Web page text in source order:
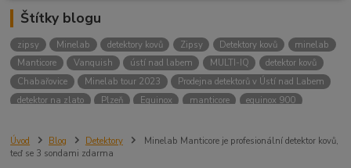
Štítky blogu
zipsy Minelab detektory kovů Zipsy Detektory kovů
minelab
Manticore
Vanquish ústí nad labem MULTI-IQ
detektor kovů
Chabařovice
Minelab tour 2023
Prodejna detektorů v Ústí nad Labem
detektor na zlato
Plzeň Equinox manticore
equinox 900
Sraz detektorářů
Minelab X-Terra Pro prodej detektorů
chabařovice
3D terč
akce Detektor
Úvod Blog Detektory
Minelab Manticore je profesionální detektor kovů,
teď se 3 sondami zdarma